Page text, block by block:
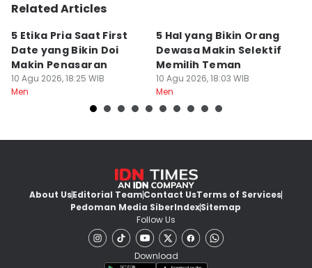
Related Articles
5 Etika Pria Saat First
Date yang Bikin Doi
Makin Penasaran
10 Agu 2026, 18:25 WIB
Men
5 Hal yang Bikin Orang
Dewasa Makin Selektif
Memilih Teman
10 Agu 2026, 18:03 WIB
Men
About UsEditorial TeamContact UsTerms of Services
Pedoman Media SiberIndexSitemap
Follow Us
Download